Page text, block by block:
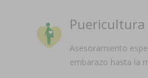
Puericultura
Asesoramiento
embarazo hasta la